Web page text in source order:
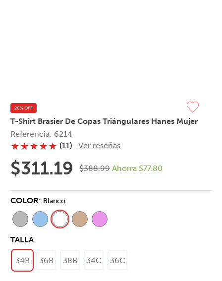
20% OFF
T-Shirt Brasier De Copas Triángulares Hanes Mujer
Referencia: 6214
★★★★★ (11) Ver reseñas
$311.19 $388.99 Ahorra $77.80
COLOR: Blanco
TALLA
34B 36B 38B 34C 36C